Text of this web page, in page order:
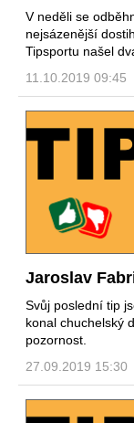
V neděli se
nejsázenější
Tipsportu našel
11.10.2019 09:45
Jaroslav
Svůj poslední tip
konal chuchelský
pozornost.
27.09.2019 15:30